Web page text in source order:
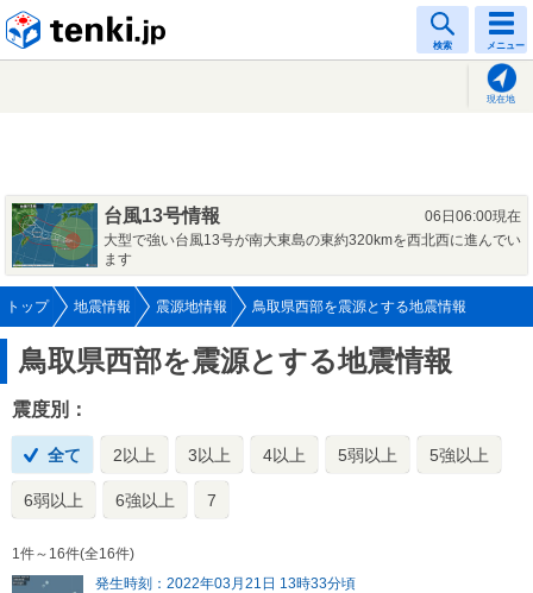
検索 メニュー
現在地
台風13号情報
06日06:00現在
大型で強い台風13号が南大東島の東約320kmを西北西に進んでい
ます
トップ 地震情報 震源地情報 鳥取県西部を震源とする地震情報
鳥取県西部を震源とする地震情報
震度別：
全て 2以上 3以上 4以上 5弱以上 5強以上
6弱以上 6強以上 7
1件～16件(全16件)
発生時刻：2022年03月21日 13時33分頃